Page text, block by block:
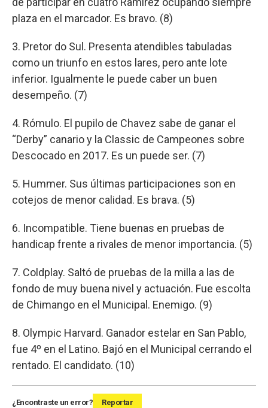
plaza en el marcador. Es bravo. (8)
3. Pretor do Sul. Presenta atendibles tabuladas
como un triunfo en estos lares, pero ante lote
inferior. Igualmente le puede caber un buen
desempeño. (7)
4. Rómulo. El pupilo de Chavez sabe de ganar el
“Derby” canario y la Classic de Campeones sobre
Descocado en 2017. Es un puede ser. (7)
5. Hummer. Sus últimas participaciones son en
cotejos de menor calidad. Es brava. (5)
6. Incompatible. Tiene buenas en pruebas de
handicap frente a rivales de menor importancia. (5)
7. Coldplay. Saltó de pruebas de la milla a las de
fondo de muy buena nivel y actuación. Fue escolta
de Chimango en el Municipal. Enemigo. (9)
8. Olympic Harvard. Ganador estelar en San Pablo,
fue 4º en el Latino. Bajó en el Municipal cerrando el
rentado. El candidato. (10)
¿Encontraste un error? Reportar